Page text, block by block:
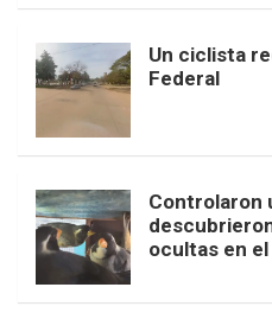
Un ciclista
Federal
Controlaron
ocultas en el